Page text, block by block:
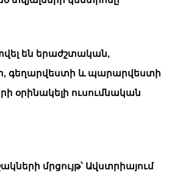
են երաժշտական,
գեղարվեստի և պարարվեստի
օրինակելի ուսումնական
մրցույթ՝ Ավստրիայում